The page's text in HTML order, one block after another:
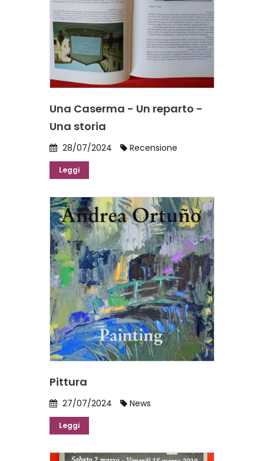
Una Caserma - Un reparto -
Una storia
28/07/2024 Recensione
Leggi
Pittura
27/07/2024 News
Leggi